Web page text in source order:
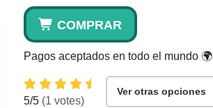
COMPRAR
Pagos aceptados en todo el mundo 🌍
5/5 (1 votes)
Ver otras opciones